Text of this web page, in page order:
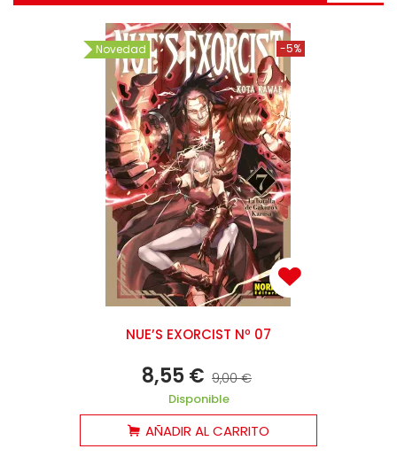
Novedad -5%
NUE’S EXORCIST Nº 07
8,55 € 9,00 €
Disponible
AÑADIR AL CARRITO